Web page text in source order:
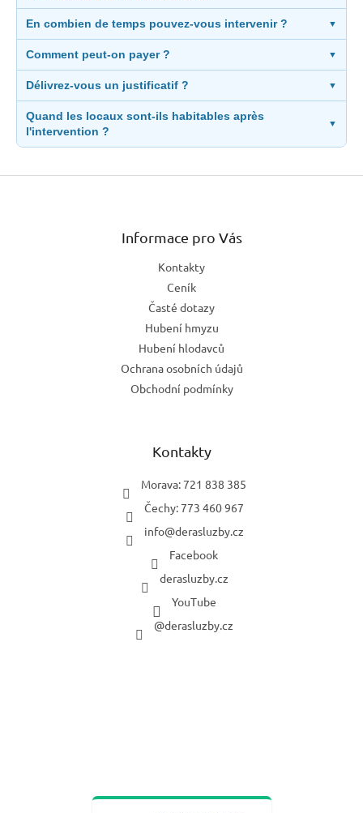
En combien de temps pouvez-vous intervenir ? ▼
Comment peut-on payer ? ▼
Délivrez-vous un justificatif ? ▼
Quand les locaux sont-ils habitables après
l'intervention ?
▼
Z
Informace pro Vás
Kontakty
Ceník
Časté dotazy
Hubení hmyzu
Hubení hlodavců
Ochrana osobních údajů
Obchodní podmínky
Kontakty
Morava: 721 838 385
Čechy: 773 460 967
info@derasluzby.cz
Facebook
derasluzby.cz
YouTube
@derasluzby.cz